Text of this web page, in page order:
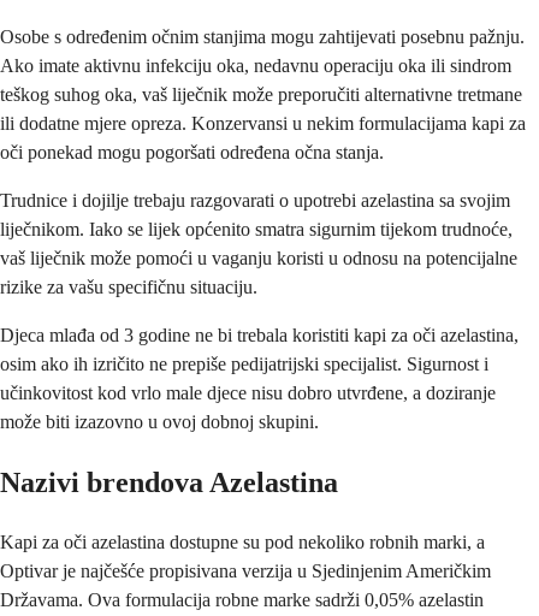
Osobe s određenim očnim stanjima mogu zahtijevati posebnu pažnju.
Ako imate aktivnu infekciju oka, nedavnu operaciju oka ili sindrom
teškog suhog oka, vaš liječnik može preporučiti alternativne tretmane
ili dodatne mjere opreza. Konzervansi u nekim formulacijama kapi za
oči ponekad mogu pogoršati određena očna stanja.
Trudnice i dojilje trebaju razgovarati o upotrebi azelastina sa svojim
liječnikom. Iako se lijek općenito smatra sigurnim tijekom trudnoće,
vaš liječnik može pomoći u vaganju koristi u odnosu na potencijalne
rizike za vašu specifičnu situaciju.
Djeca mlađa od 3 godine ne bi trebala koristiti kapi za oči azelastina,
osim ako ih izričito ne prepiše pedijatrijski specijalist. Sigurnost i
učinkovitost kod vrlo male djece nisu dobro utvrđene, a doziranje
može biti izazovno u ovoj dobnoj skupini.
Nazivi brendova Azelastina
Kapi za oči azelastina dostupne su pod nekoliko robnih marki, a
Optivar je najčešće propisivana verzija u Sjedinjenim Američkim
Državama. Ova formulacija robne marke sadrži 0,05% azelastin